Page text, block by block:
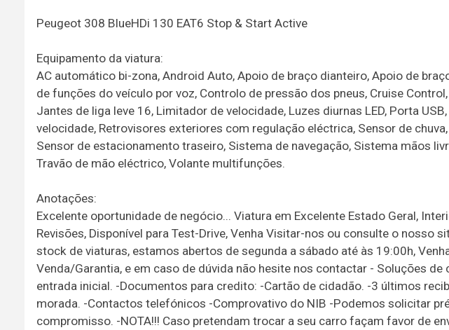
Peugeot 308 BlueHDi 130 EAT6 Stop & Start Active
Equipamento da viatura:
AC automático bi-zona, Android Auto, Apoio de braço dianteiro, Apoio de
de funções do veículo por voz, Controlo de pressão dos pneus, Cruise
Jantes de liga leve 16, Limitador de velocidade, Luzes diurnas LED, Porta
velocidade, Retrovisores exteriores com regulação eléctrica, Sensor de
Sensor de estacionamento traseiro, Sistema de navegação, Sistema mãos
Travão de mão eléctrico, Volante multifunções.
Anotações:
Excelente oportunidade de negócio... Viatura em Excelente Estado Geral,
Revisões, Disponível para Test-Drive, Venha Visitar-nos ou consulte o nosso
stock de viaturas, estamos abertos de segunda a sábado até às 19:00h,
Venda/Garantia, e em caso de dúvida não hesite nos contactar - Soluções
entrada inicial. -Documentos para credito: -Cartão de cidadão. -3 últimos
morada. -Contactos telefónicos -Comprovativo do NIB -Podemos solicitar
compromisso. -NOTA!!! Caso pretendam trocar a seu carro façam favor de